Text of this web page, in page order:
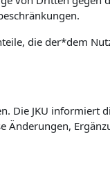
die der*dem
Die JKU informiert